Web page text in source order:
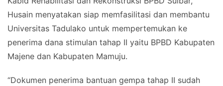
Husain menyatakan siap memfasilitasi dan membantu
Universitas Tadulako untuk mempertemukan ke
penerima dana stimulan tahap II yaitu BPBD Kabupaten
Majene dan Kabupaten Mamuju.
“Dokumen penerima bantuan gempa tahap II sudah